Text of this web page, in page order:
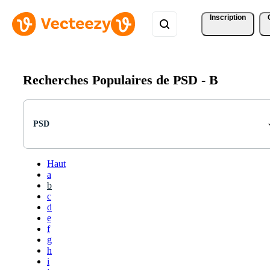
Inscription
Recherches Populaires de PSD - B
PSD
Haut
a
b
c
d
e
f
g
h
i